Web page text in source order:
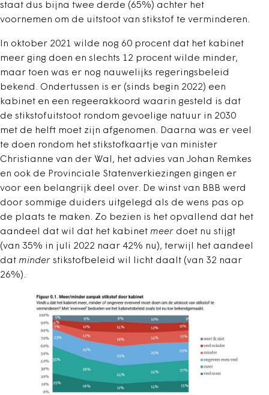
staat dus bijna twee derde (65%) achter het
voornemen om de uitstoot van stikstof te verminderen.
In oktober 2021 wilde nog 60 procent dat het kabinet
meer ging doen en slechts 12 procent wilde minder,
maar toen was er nog nauwelijks regeringsbeleid
bekend. Ondertussen is er (sinds begin 2022) een
kabinet en een regeerakkoord waarin gesteld is dat
de stikstofuitstoot rondom gevoelige natuur in 2030
met de helft moet zijn afgenomen. Daarna was er veel
te doen rondom het stikstofkaartje van minister
Christianne van der Wal, het advies van Johan Remkes
en ook de Provinciale Statenverkiezingen gingen er
voor een belangrijk deel over. De winst van BBB werd
door sommige duiders uitgelegd als de wens pas op
de plaats te maken. Zo bezien is het opvallend dat het
aandeel dat wil dat het kabinet meer doet nu stijgt
(van 35% in juli 2022 naar 42% nu), terwijl het aandeel
dat minder stikstofbeleid wil licht daalt (van 32 naar
26%).